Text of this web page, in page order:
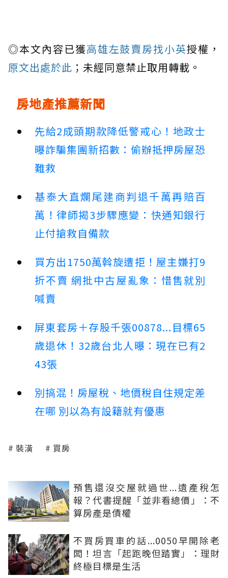
◎本文內容已獲高雄左鼓賣房找小英授權，
原文出處於此 ；未經同意禁止取用轉載。
房地產推薦新聞
先給2成頭期款降低警戒心！地政士
曝詐騙集團新招數：偷辦抵押房屋恐
難救
基泰大直爛尾建商判退千萬再賠百
萬！律師揭3步驟應變：快通知銀行
止付搶救自備款
買方出1750萬斡旋遭拒！屋主嫌打9
折不賣 網批中古屋亂象：惜售就別
喊賣
屏東套房＋存股千張00878...目標65
歲退休！32歲台北人曝：現在已有2
43張
別搞混！房屋稅、地價稅自住規定差
在哪 別以為有設籍就有優惠
裝潢 買房
預售還沒交屋就過世...遺產稅怎
報？代書提醒「並非看總價」：不
算房產是債權
不買房買車的話...0050早開除老
闆！坦言「起跑晚但踏實」：理財
終極目標是生活